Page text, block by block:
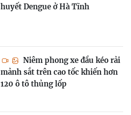
huyết Dengue ở Hà Tĩnh
Niêm phong xe đầu kéo rải
mảnh sắt trên cao tốc khiến hơn
120 ô tô thủng lốp